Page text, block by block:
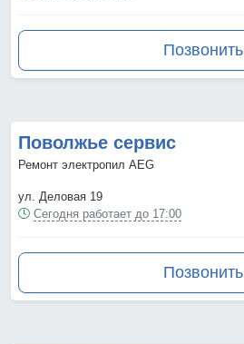
Позвонить
Поволжье сервис
Ремонт электропил AEG
ул. Деловая 19
Сегодня работает до 17:00
Позвонить